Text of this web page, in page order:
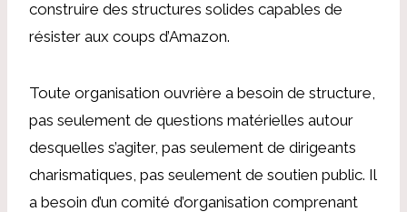
construire des structures solides capables de
résister aux coups d’Amazon.
Toute organisation ouvrière a besoin de structure,
pas seulement de questions matérielles autour
desquelles s’agiter, pas seulement de dirigeants
charismatiques, pas seulement de soutien public. Il
a besoin d’un comité d’organisation comprenant